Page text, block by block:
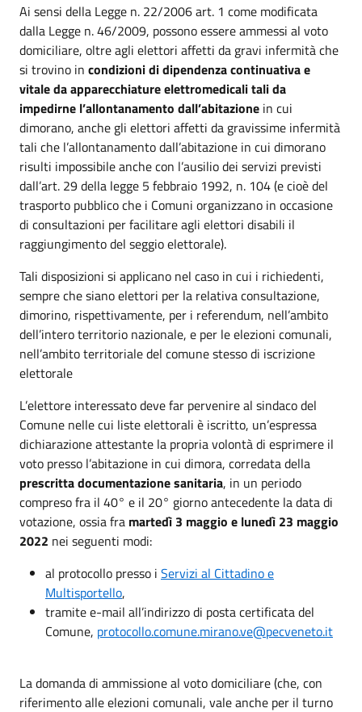
Ai sensi della Legge n. 22/2006 art. 1 come modificata
dalla Legge n. 46/2009, possono essere ammessi al voto
domiciliare, oltre agli elettori affetti da gravi infermità che
si trovino in condizioni di dipendenza continuativa e
vitale da apparecchiature elettromedicali tali da
impedirne l’allontanamento dall’abitazione in cui
dimorano, anche gli elettori affetti da gravissime infermità
tali che l’allontanamento dall’abitazione in cui dimorano
risulti impossibile anche con l’ausilio dei servizi previsti
dall’art. 29 della legge 5 febbraio 1992, n. 104 (e cioè del
trasporto pubblico che i Comuni organizzano in occasione
di consultazioni per facilitare agli elettori disabili il
raggiungimento del seggio elettorale).
Tali disposizioni si applicano nel caso in cui i richiedenti,
sempre che siano elettori per la relativa consultazione,
dimorino, rispettivamente, per i referendum, nell’ambito
dell’intero territorio nazionale, e per le elezioni comunali,
nell’ambito territoriale del comune stesso di iscrizione
elettorale
L’elettore interessato deve far pervenire al sindaco del
Comune nelle cui liste elettorali è iscritto, un’espressa
dichiarazione attestante la propria volontà di esprimere il
voto presso l’abitazione in cui dimora, corredata della
prescritta documentazione sanitaria, in un periodo
compreso fra il 40° e il 20° giorno antecedente la data di
votazione, ossia fra martedì 3 maggio e lunedì 23 maggio
2022 nei seguenti modi:
al protocollo presso i Servizi al Cittadino e
Multisportello,
tramite e-mail all’indirizzo di posta certificata del
Comune, protocollo.comune.mirano.ve@pecveneto.it
La domanda di ammissione al voto domiciliare (che, con
riferimento alle elezioni comunali, vale anche per il turno